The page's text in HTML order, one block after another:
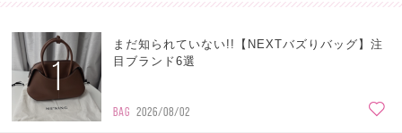
1
まだ知られていない!!【NEXTバズりバッグ】注
目ブランド6選
BAG 2026/08/02